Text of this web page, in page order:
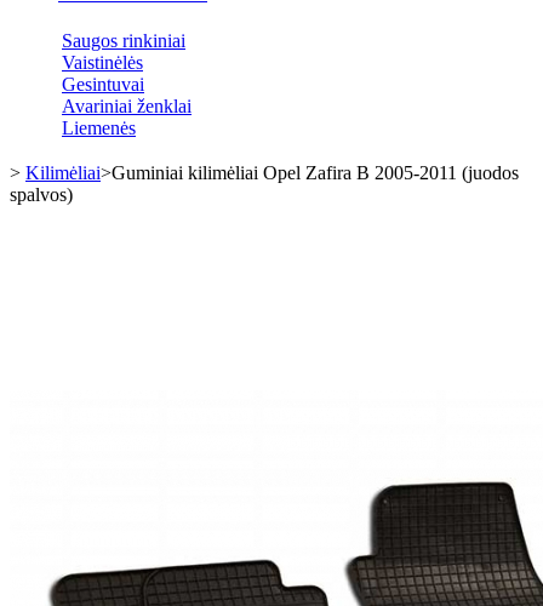
Saugos rinkiniai
Vaistinėlės
Gesintuvai
Avariniai ženklai
Liemenės
> Kilimėliai>Guminiai kilimėliai Opel Zafira B 2005-2011 (juodos
spalvos)